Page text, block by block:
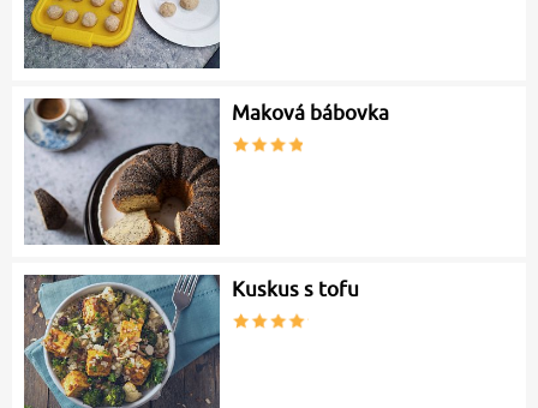
Maková bábovka
Kuskus s tofu